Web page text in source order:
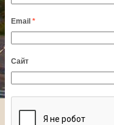
Email *
Сайт